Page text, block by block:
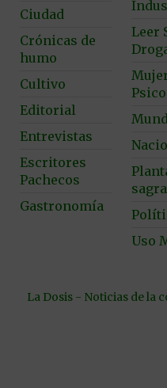
Ciudad
Crónicas de
humo
Cultivo
Editorial
Entrevistas
Escritores
Pachecos
Gastronomía
Leer
Uso
La Dosis - Noticias de la